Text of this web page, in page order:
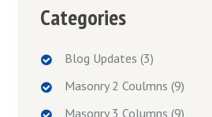
Categories
Blog Updates (3)
Masonry 2 Coulmns (9)
Masonry 3 Columns (9)